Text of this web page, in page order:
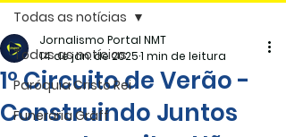
Todas as notícias
Paróquia Cristo Rei
Funerária Gräff
Todas as notícias
1º Circuito de Verão -
Construindo Juntos
Jornalismo Portal NMT
14 de jan. de 20251 min de leitura